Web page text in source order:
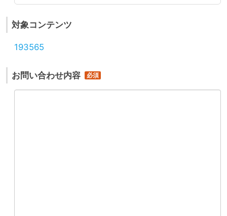
対象コンテンツ
193565
お問い合わせ内容